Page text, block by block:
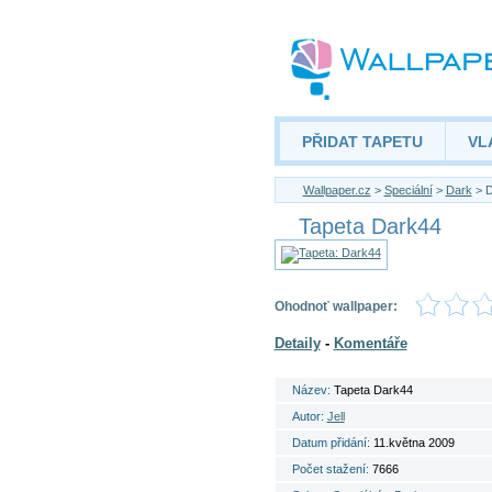
PŘIDAT TAPETU
Wallpaper.cz > Speciální> Dark >
Tapeta Dark44
Ohodnoť wallpaper:
Detaily- Komentáře
Název: Tapeta Dark44
Autor: Jell
Datum přidání: 11.května 2009
Počet stažení: 7666